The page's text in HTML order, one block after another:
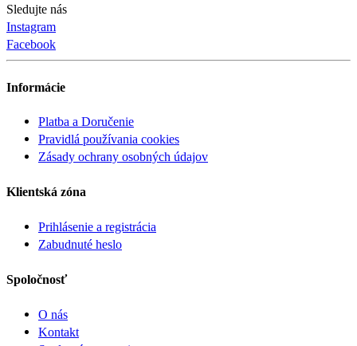
Sledujte nás
Instagram
Facebook
Informácie
Platba a Doručenie
Pravidlá používania cookies
Zásady ochrany osobných údajov
Klientská zóna
Prihlásenie a registrácia
Zabudnuté heslo
Spoločnosť
O nás
Kontakt